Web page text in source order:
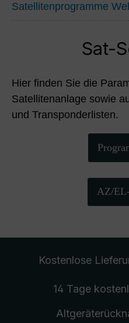
Satellitenprogramme
Sat-
Hier finden Sie die
Satellitenanlage sowie
und Transponderlisten.
AZ/
Kostenlose
14 Tage